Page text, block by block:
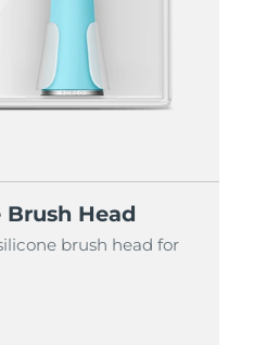
Head
brush head for